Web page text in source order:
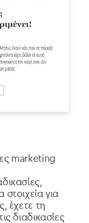
marketing
για
έχετε τη
διαδικασίες